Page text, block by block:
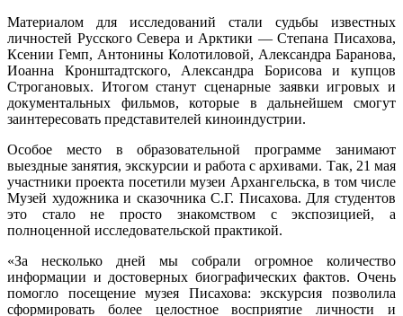
Материалом для исследований стали судьбы известных
личностей Русского Севера и Арктики — Степана Писахова,
Ксении Гемп, Антонины Колотиловой, Александра Баранова,
Иоанна Кронштадтского, Александра Борисова и купцов
Строгановых. Итогом станут сценарные заявки игровых и
документальных фильмов, которые в дальнейшем смогут
заинтересовать представителей киноиндустрии.
Особое место в образовательной программе занимают
выездные занятия, экскурсии и работа с архивами. Так, 21 мая
участники проекта посетили музеи Архангельска, в том числе
Музей художника и сказочника С.Г. Писахова. Для студентов
это стало не просто знакомством с экспозицией, а
полноценной исследовательской практикой.
«За несколько дней мы собрали огромное количество
информации и достоверных биографических фактов. Очень
помогло посещение музея Писахова: экскурсия позволила
сформировать более целостное восприятие личности и